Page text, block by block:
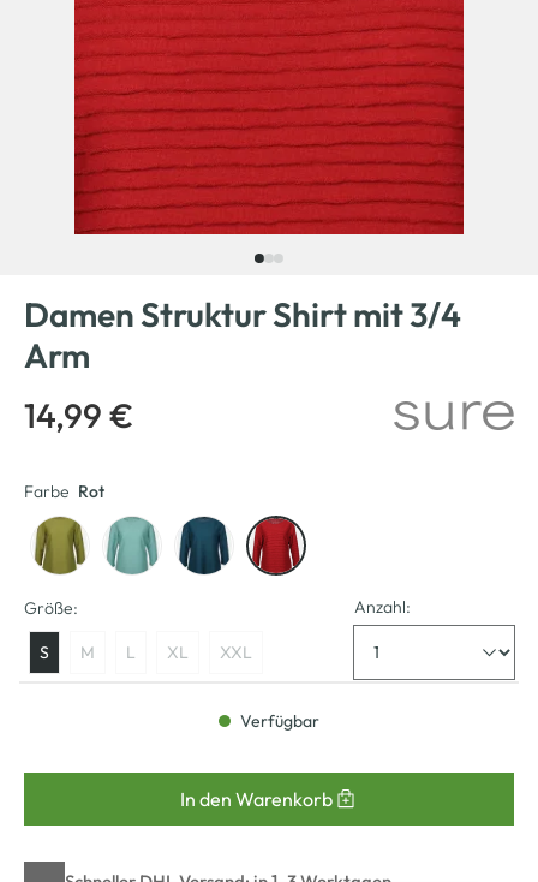
Damen Struktur Shirt mit 3/4
Arm
14,99 €
Farbe Rot
Größe:
S M L XL XXL
Anzahl:
Verfügbar
In den Warenkorb